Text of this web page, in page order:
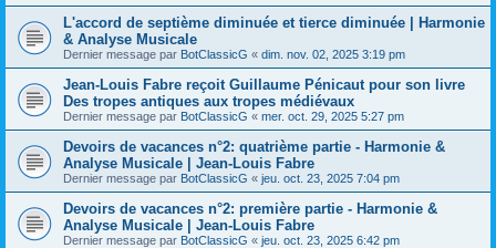
L'accord de septième diminuée et tierce diminuée | Harmonie
& Analyse Musicale
Dernier message par BotClassicG « dim. nov. 02, 2025 3:19 pm
Jean-Louis Fabre reçoit Guillaume Pénicaut pour son livre
Des tropes antiques aux tropes médiévaux
Dernier message par BotClassicG « mer. oct. 29, 2025 5:27 pm
Devoirs de vacances n°2: quatrième partie - Harmonie &
Analyse Musicale | Jean-Louis Fabre
Dernier message par BotClassicG « jeu. oct. 23, 2025 7:04 pm
Devoirs de vacances n°2: première partie - Harmonie &
Analyse Musicale | Jean-Louis Fabre
Dernier message par BotClassicG « jeu. oct. 23, 2025 6:42 pm